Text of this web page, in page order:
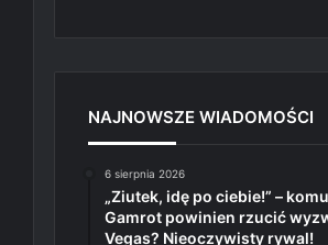
NAJNOWSZE WIADOMOŚCI
6 sierpnia 2026
„Ziutek, idę po ciebie!” –
Gamrot powinien rzucić
Vegas? Nieoczywisty rywal!